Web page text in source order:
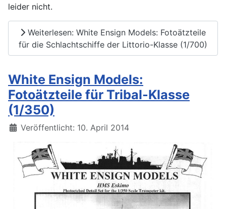
leider nicht.
Weiterlesen: White Ensign Models: Fotoätzteile
für die Schlachtschiffe der Littorio-Klasse (1/700)
White Ensign Models:
Fotoätzteile für Tribal-Klasse
(1/350)
Details
Veröffentlicht: 10. April 2014